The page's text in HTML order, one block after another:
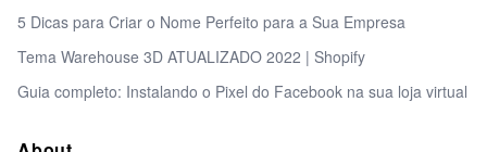
5 Dicas para Criar o Nome Perfeito para a Sua Empresa
Tema Warehouse 3D ATUALIZADO 2022 | Shopify
Guia completo: Instalando o Pixel do Facebook na sua loja virtual